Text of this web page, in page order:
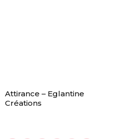
Attirance – Eglantine
Créations